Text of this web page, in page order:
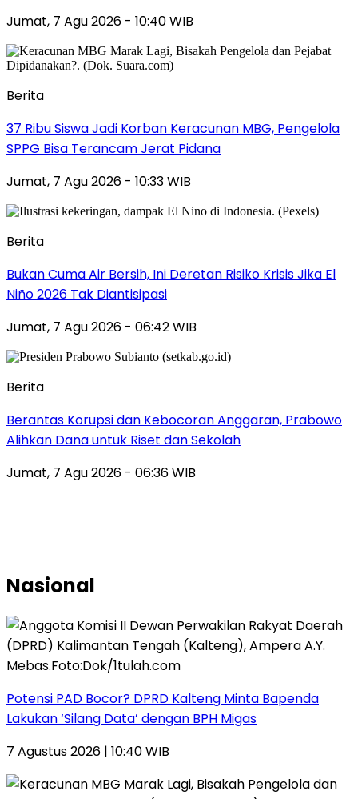
Jumat, 7 Agu 2026 - 10:40 WIB
Berita
37 Ribu Siswa Jadi Korban Keracunan MBG, Pengelola
SPPG Bisa Terancam Jerat Pidana
Jumat, 7 Agu 2026 - 10:33 WIB
Berita
Bukan Cuma Air Bersih, Ini Deretan Risiko Krisis Jika El
Niño 2026 Tak Diantisipasi
Jumat, 7 Agu 2026 - 06:42 WIB
Berita
Berantas Korupsi dan Kebocoran Anggaran, Prabowo
Alihkan Dana untuk Riset dan Sekolah
Jumat, 7 Agu 2026 - 06:36 WIB
Nasional
Potensi PAD Bocor? DPRD Kalteng Minta Bapenda
Lakukan ‘Silang Data’ dengan BPH Migas
7 Agustus 2026 | 10:40 WIB